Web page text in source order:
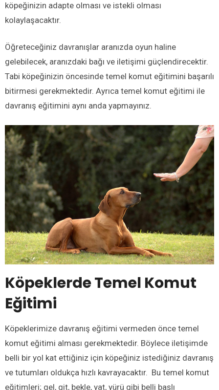
köpeğinizin adapte olması ve istekli olması
kolaylaşacaktır.
Öğreteceğiniz davranışlar aranızda oyun haline
gelebilecek, aranızdaki bağı ve iletişimi güçlendirecektir.
Tabi köpeğinizin öncesinde temel komut eğitimini başarılı
bitirmesi gerekmektedir. Ayrıca temel komut eğitimi ile
davranış eğitimini aynı anda yapmayınız.
Köpeklerde Temel Komut
Eğitimi
Köpeklerimize davranış eğitimi vermeden önce temel
komut eğitimi alması gerekmektedir. Böylece iletişimde
belli bir yol kat ettiğiniz için köpeğiniz istediğiniz davranış
ve tutumları oldukça hızlı kavrayacaktır. Bu temel komut
eğitimleri; gel, git, bekle, yat, yürü gibi belli başlı